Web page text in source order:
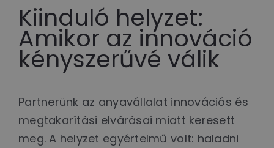
Kiinduló helyzet:
Amikor az innováció
kényszerűvé válik
Partnerünk az anyavállalat innovációs és
megtakarítási elvárásai miatt keresett
meg. A helyzet egyértelmű volt: haladni